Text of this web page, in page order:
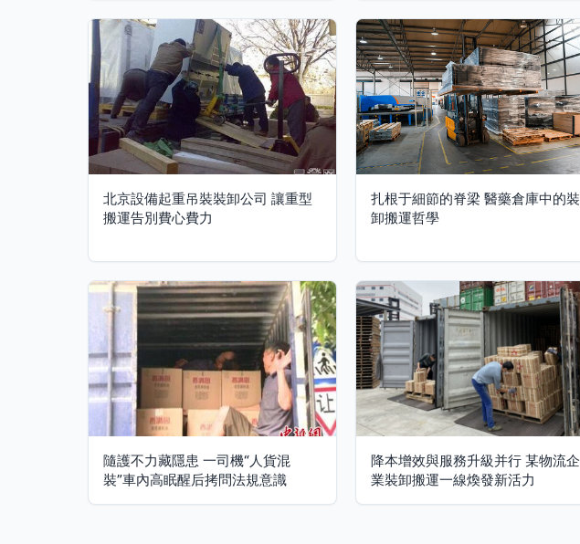
北京設備起重吊裝裝卸公司 讓重型
搬運告別費心費力
扎根于細節的脊梁 醫藥倉庫中的裝
卸搬運哲學
隨護不力藏隱患 一司機“人貨混
裝”車內高眠醒后拷問法規意識
降本增效與服務升級并行 某物流企
業裝卸搬運一線煥發新活力